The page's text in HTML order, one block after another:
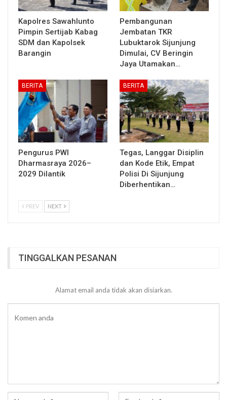
Kapolres Sawahlunto
Pimpin Sertijab Kabag
SDM dan Kapolsek
Barangin
Pembangunan
Jembatan TKR
Lubuktarok Sijunjung
Dimulai, CV Beringin
Jaya Utamakan…
BERITA
Pengurus PWI
Dharmasraya 2026–
2029 Dilantik
BERITA
Tegas, Langgar Disiplin
dan Kode Etik, Empat
Polisi Di Sijunjung
Diberhentikan…
PREV NEXT
TINGGALKAN PESANAN
Alamat email anda tidak akan disiarkan.